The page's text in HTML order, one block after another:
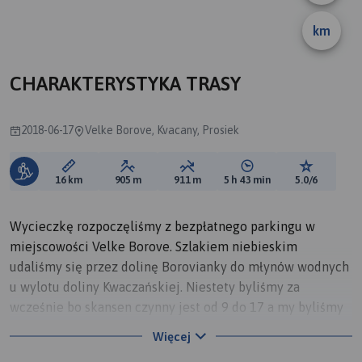
km
CHARAKTERYSTYKA TRASY
2018-06-17 Velke Borove, Kvacany, Prosiek
Długość trasy:
16 km Suma przewyższeń:
905 m Suma spadków:
911 m Średni czas potrzebny
5 h 43 min Ocena
5.0/6
Wycieczkę rozpoczęliśmy z bezpłatnego parkingu w
miejscowości Velke Borove. Szlakiem niebieskim
udaliśmy się przez dolinę Borovianky do młynów wodnych
u wylotu doliny Kwaczańskiej. Niestety byliśmy za
wcześnie bo skansen czynny jest od 9 do 17 a my byliśmy
do połączenia ze szlakiem czerwonym a nim wysoko
Więcej